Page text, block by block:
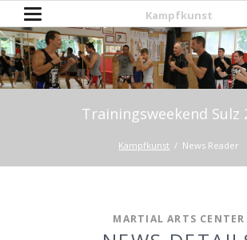
Kampfkunst
Trainingsweekend Sulz
Kampfkunst News Reader
MARTIAL ARTS CENTER